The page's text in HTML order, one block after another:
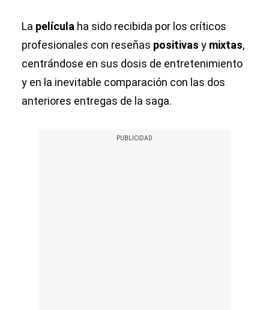
La película ha sido recibida por los críticos
profesionales con reseñas positivas y mixtas,
centrándose en sus dosis de entretenimiento
y en la inevitable comparación con las dos
anteriores entregas de la saga.